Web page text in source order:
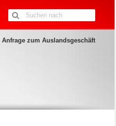
Anfrage zum Auslandsgeschäft